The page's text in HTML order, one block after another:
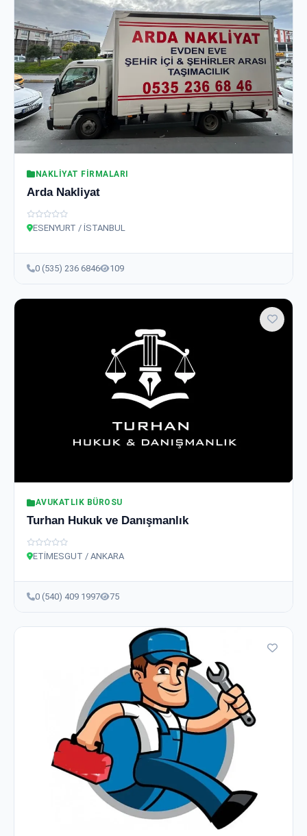
NAKLIYAT FIRMALARI
Arda Nakliyat
ESENYURT / İSTANBUL
0 (535) 236 6846 109
AVUKATLIK BÜROSU
Turhan Hukuk ve Danışmanlık
ETİMESGUT / ANKARA
0 (540) 409 1997 75